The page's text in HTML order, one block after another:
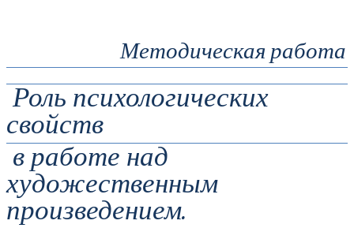
Методическая работа
Роль психологических
свойств
в работе над
художественным
произведением.